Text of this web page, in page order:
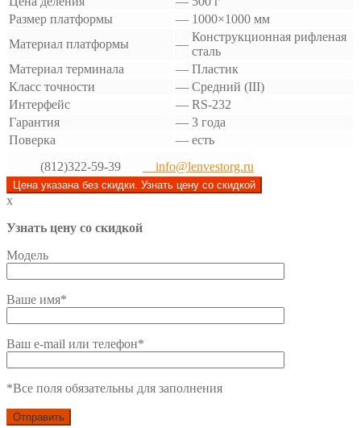
Размер платформы
— 1000×1000 мм
Материал платформы
—
Конструкционная рифленая
сталь
Материал терминала
— Пластик
Класс точности
— Средний (III)
Интерфейс
— RS-232
Гарантия
— 3 года
Поверка
— есть
(812)322-59-39
info@lenvestorg.ru
Цена указана без скидки. Узнать цену со скидкой
x
Узнать цену со скидкой
Модель
Ваше имя*
Ваш e-mail или телефон*
*Все поля обязательны для заполнения